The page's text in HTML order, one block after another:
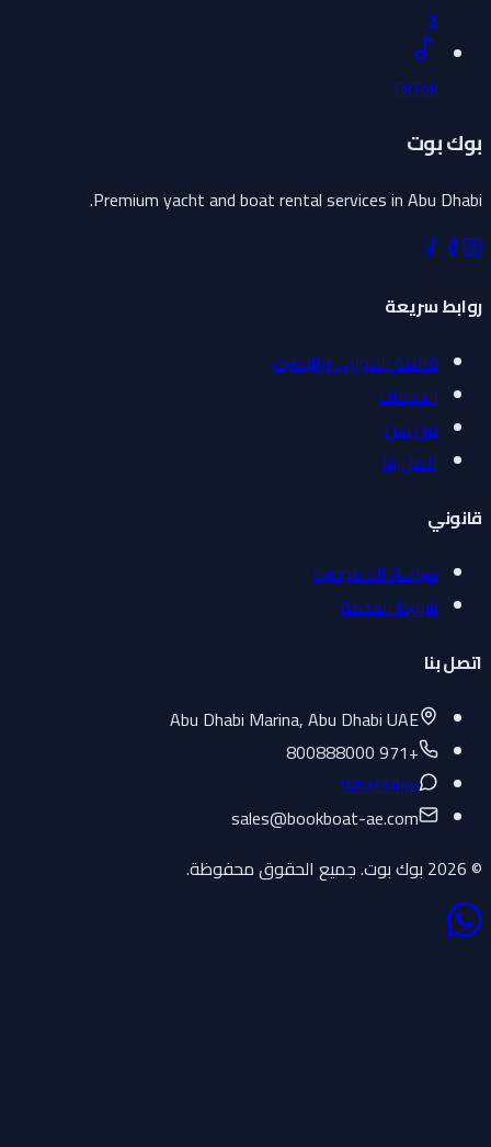
X
TikTok
بوك بوت
Premium yacht and boat rental services in Abu Dhabi.
روابط سريعة
قائمة القوارب واليخوت
الخدمات
من نحن
اتصل بنا
قانوني
سياسة الخصوصية
شروط الخدمة
اتصل بنا
Abu Dhabi Marina, Abu Dhabi UAE
+971 800888000
WhatsApp
sales@bookboat-ae.com
© 2026 بوك بوت. جميع الحقوق محفوظة.